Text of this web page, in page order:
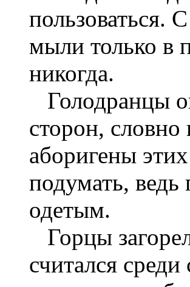
пользоваться.
мыли только в
никогда.
Голодранцы
сторон,
аборигены
подумать,
одетым.
Горцы
считался